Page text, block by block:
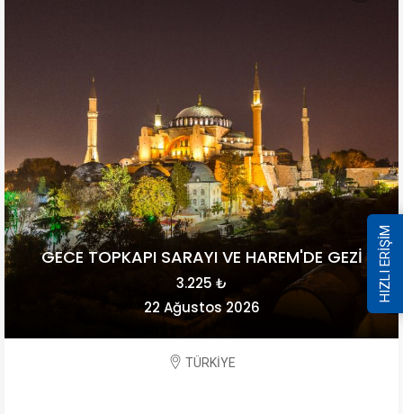
GECE TOPKAPI SARAYI VE HAREM'DE GEZİ
3.225 ₺
22 Ağustos 2026
TÜRKİYE
HIZLI ERİŞİM